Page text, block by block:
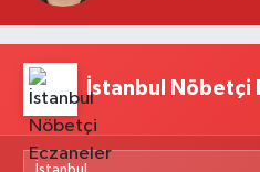
İstanbul Nöbetçi